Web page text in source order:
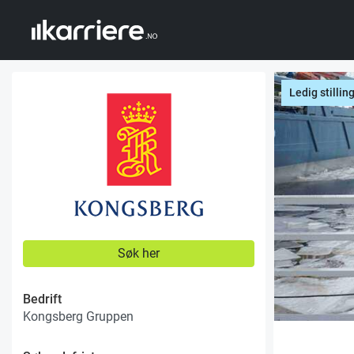
Søk her
Bedrift
Kongsberg Gruppen
Ledig stilling